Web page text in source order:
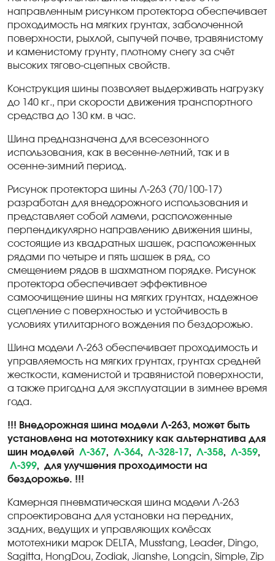
направленным рисунком протектора обеспечивает
проходимость на мягких грунтах, заболоченной
поверхности, рыхлой, сыпучей почве, травянистому
и каменистому грунту, плотному снегу за счёт
высоких тягово-сцепных свойств.
Конструкция шины позволяет выдерживать нагрузку
до 140 кг., при скорости движения транспортного
средства до 130 км. в час.
Шина предназначена для всесезонного
использования, как в весенне-летний, так и в
осенне-зимний период.
Рисунок протектора шины Л-263 (70/100-17)
разработан для внедорожного использования и
представляет собой ламели, расположенные
перпендикулярно направлению движения шины,
состоящие из квадратных шашек, расположенных
рядами по четыре и пять шашек в ряд, со
смещением рядов в шахматном порядке. Рисунок
протектора обеспечивает эффективное
самоочищение шины на мягких грунтах, надежное
сцепление с поверхностью и устойчивость в
условиях утилитарного вождения по бездорожью.
Шина модели Л-263 обеспечивает проходимость и
управляемость на мягких грунтах, грунтах средней
жесткости, каменистой и травянистой поверхности,
а также пригодна для эксплуатации в зимнее время
года.
!!! Внедорожная шина модели Л-263, может быть
установлена на мототехнику как альтернатива для
шин моделей Л-367, Л-364, Л-328-17, Л-358, Л-359,
Л-399, для улучшения проходимости на
бездорожье. !!!
Камерная пневматическая шина модели Л-263
спроектирована для установки на передних,
задних, ведущих и управляющих колёсах
мототехники марок DELTA, Musstang, Leader, Dingo,
Sagitta, HongDou, Zodiak, Jianshe, Longcin, Simple, Zip